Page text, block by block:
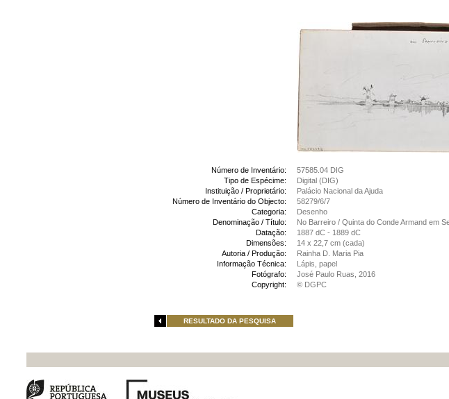
Número de Inventário:
57585.04 DIG
Tipo de Espécime:
Digital (DIG)
Instituição / Proprietário:
Palácio Nacional da Ajuda
Número de Inventário do Objecto:
58279/6/7
Categoria:
Desenho
Denominação / Título:
No Barreiro / Quinta do Conde Armand em
Datação:
1887 dC - 1889 dC
Dimensões:
14 x 22,7 cm (cada)
Autoria / Produção:
Rainha D. Maria Pia
Informação Técnica:
Lápis, papel
Fotógrafo:
José Paulo Ruas, 2016
Copyright:
© DGPC
RESULTADO DA PESQUISA